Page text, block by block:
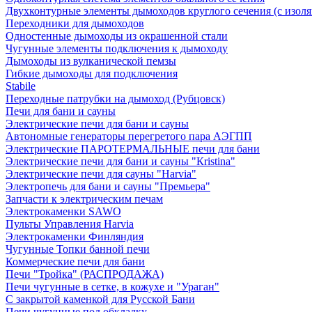
Двухконтурные элементы дымоходов круглого сечения (с
Переходники для дымоходов
Одностенные дымоходы из окрашенной стали
Чугунные элементы подключения к дымоходу
Дымоходы из вулканической пемзы
Гибкие дымоходы для подключения
Stabile
Переходные патрубки на дымоход (Рубцовск)
Печи для бани и сауны
Электрические печи для бани и сауны
Автономные генераторы перегретого пара АЭГПП
Электрические ПАРОТЕРМАЛЬНЫЕ печи для бани
Электрические печи для бани и сауны "Кristina"
Электрические печи для сауны "Harvia"
Электропечь для бани и сауны "Премьера"
Запчасти к электрическим печам
Электрокаменки SAWO
Пульты Управления Harvia
Электрокаменки Финляндия
Чугунные Топки банной печи
Коммерческие печи для бани
Печи "Тройка" (РАСПРОДАЖА)
Печи чугунные в сетке, в кожухе и "Ураган"
С закрытой каменкой для Русской Бани